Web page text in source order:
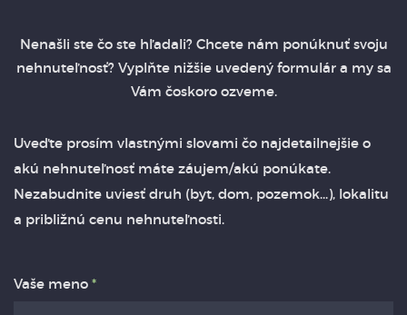
Nenašli ste čo ste hľadali? Chcete nám ponúknuť svoju
nehnuteľnosť? Vyplňte nižšie uvedený formulár a my sa
Vám čoskoro ozveme.
Uveďte prosím vlastnými slovami čo najdetailnejšie o
akú nehnuteľnosť máte záujem/akú ponúkate.
Nezabudnite uviesť druh (byt, dom, pozemok...), lokalitu
a približnú cenu nehnuteľnosti.
Vaše meno *